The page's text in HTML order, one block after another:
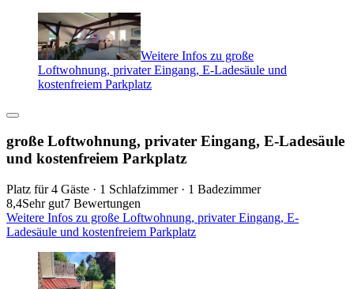
Weitere Infos zu große
Loftwohnung, privater Eingang, E-Ladesäule und
kostenfreiem Parkplatz
große Loftwohnung, privater Eingang, E-Ladesäule
und kostenfreiem Parkplatz
Platz für 4 Gäste · 1 Schlafzimmer · 1 Badezimmer
8,4Sehr gut7 Bewertungen
Weitere Infos zu große Loftwohnung, privater Eingang, E-
Ladesäule und kostenfreiem Parkplatz